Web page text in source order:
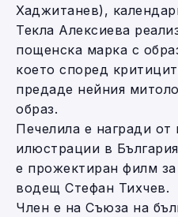
Хаджитанев),
Текла Алексиева
пощенска марка с
което според
предаде нейния
образ.
Печелила е награди от
илюстрации в
е прожектиран филм
водещ Стефан Тихчев.
Член е на Съюза на